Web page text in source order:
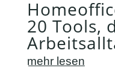
20 Tools,
mehr lesen